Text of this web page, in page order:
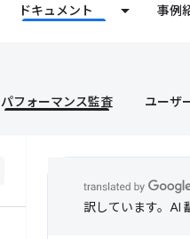
ドキュメント 事例
パフォーマンス監査 ユーザ
訳しています。AI